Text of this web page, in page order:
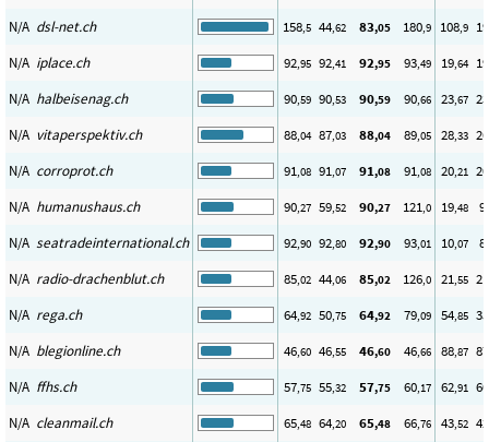
N/A dsl-net.ch 158,5 44,62 83,05 180,9 108,9 19
N/A iplace.ch 92,95 92,41 92,95 93,49 19,64 19
N/A halbeisenag.ch 90,59 90,53 90,59 90,66 23,67 23
N/A vitaperspektiv.ch 88,04 87,03 88,04 89,05 28,33 26
N/A corroprot.ch 91,08 91,07 91,08 91,08 20,21 20
N/A humanushaus.ch 90,27 59,52 90,27 121,0 19,48 9
N/A seatradeinternational.ch 92,90 92,80 92,90 93,01 10,07 8
N/A radio-drachenblut.ch 85,02 44,06 85,02 126,0 21,55 21
N/A rega.ch 64,92 50,75 64,92 79,09 54,85 35
N/A blegionline.ch 46,60 46,55 46,60 46,66 88,87 87
N/A ffhs.ch 57,75 55,32 57,75 60,17 62,91 60
N/A cleanmail.ch 65,48 64,20 65,48 66,76 43,52 42